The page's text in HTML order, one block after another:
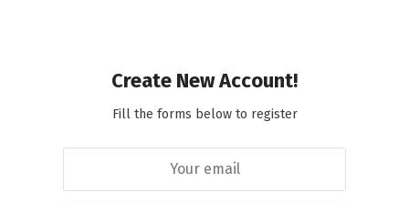
Create New Account!
Fill the forms below to register